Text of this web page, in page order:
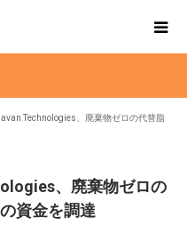
Technologies、廃棄物ゼロの代替脂
、廃棄物ゼロの
資金を調達